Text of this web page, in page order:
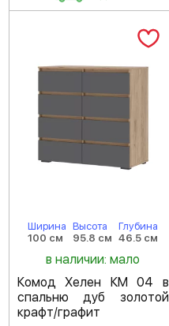
Ширина
100 см
Высота
95.8 см
Глубина
46.5 см
в наличии: мало
Комод Хелен КМ 04 в
спальню дуб золотой
крафт/графит